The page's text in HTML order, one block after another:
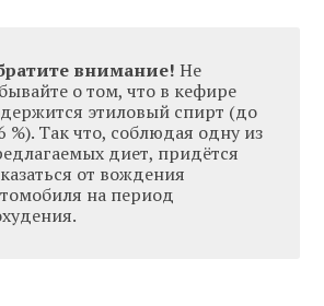
внимание! Не
о том, что в кефире
этиловый спирт (до
%). Так что, соблюдая одну из
диет, придётся
от вождения
на период